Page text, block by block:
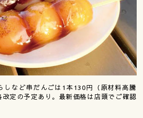
しなど串だんごは1本130円（原材料高騰
改定の予定あり。最新価格は店頭でご確認